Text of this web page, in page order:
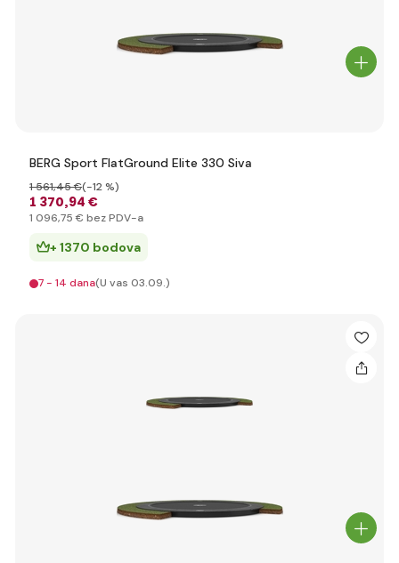
BERG Sport FlatGround Elite 330 Siva
1 370,94 €
1 561,45 €(-12 %)
1 096,75 € bez PDV-a
+ 1370 bodova
7 - 14 dana(U vas 03.09.)